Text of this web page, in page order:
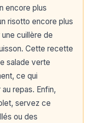
encore plus
risotto encore plus
cuillère de
Cette recette
salade verte
ce qui
repas. Enfin,
servez ce
ou des